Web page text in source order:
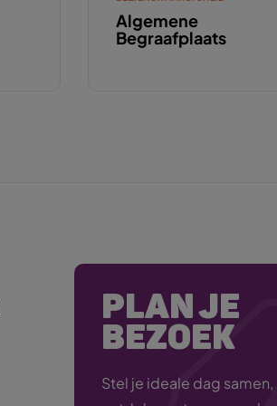
Algemene
Begraafplaats
PLAN JE
BEZOEK
Stel je ideale dag samen,